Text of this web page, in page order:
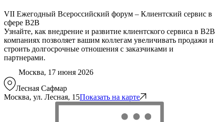
VII Ежегодный Всероссийский форум – Клиентский сервис в
сфере B2B
Узнайте, как внедрение и развитие клиентского сервиса в B2B
компаниях позволяет вашим коллегам увеличивать продажи и
строить долгосрочные отношения с заказчиками и
партнерами.
Москва, 17 июня 2026
Лесная Сафмар
Москва, ул. Лесная, 15Показать на карте